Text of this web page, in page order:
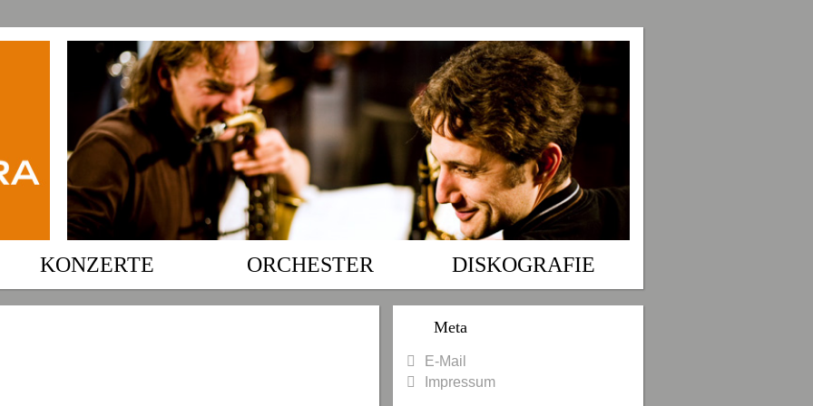
KONZERTE ORCHESTER DISKOGRAFIE
Meta
E-Mail
Impressum